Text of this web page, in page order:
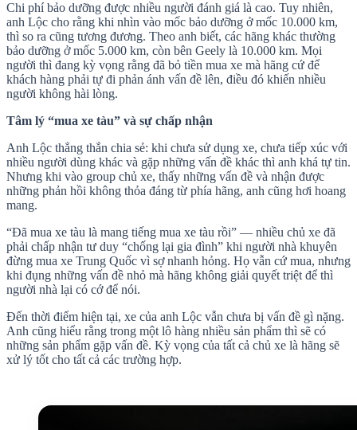
Chi phí bảo dưỡng được nhiều người đánh giá là cao. Tuy nhiên,
anh Lộc cho rằng khi nhìn vào mốc bảo dưỡng ở mốc 10.000 km,
thì so ra cũng tương đương. Theo anh biết, các hãng khác thường
bảo dưỡng ở mốc 5.000 km, còn bên Geely là 10.000 km. Mọi
người thì đang kỳ vọng rằng đã bỏ tiền mua xe mà hãng cứ để
khách hàng phải tự đi phản ánh vấn đề lên, điều đó khiến nhiều
người không hài lòng.
Tâm lý “mua xe tàu” và sự chấp nhận
Anh Lộc thẳng thắn chia sẻ: khi chưa sử dụng xe, chưa tiếp xúc với
nhiều người dùng khác và gặp những vấn đề khác thì anh khá tự tin.
Nhưng khi vào group chủ xe, thấy những vấn đề và nhận được
những phản hồi không thỏa đáng từ phía hãng, anh cũng hơi hoang
mang.
“Đã mua xe tàu là mang tiếng mua xe tàu rồi” — nhiều chủ xe đã
phải chấp nhận tư duy “chống lại gia đình” khi người nhà khuyên
đừng mua xe Trung Quốc vì sợ nhanh hỏng. Họ vẫn cứ mua, nhưng
khi đụng những vấn đề nhỏ mà hãng không giải quyết triệt để thì
người nhà lại có cớ để nói.
Đến thời điểm hiện tại, xe của anh Lộc vẫn chưa bị vấn đề gì nặng.
Anh cũng hiểu rằng trong một lô hàng nhiều sản phẩm thì sẽ có
những sản phẩm gặp vấn đề. Kỳ vọng của tất cả chủ xe là hãng sẽ
xử lý tốt cho tất cả các trường hợp.